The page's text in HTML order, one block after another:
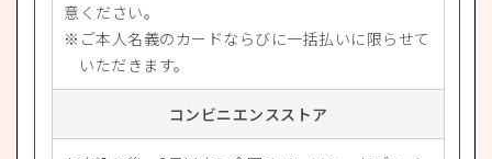
意ください。
ご本人名義のカードならびに一括払いに限らせて
いただきます。
コンビニエンスストア